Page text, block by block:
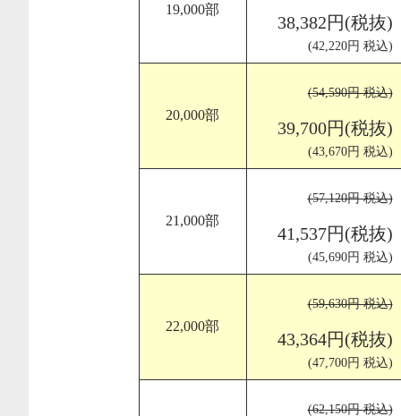
19,000部
38,382円(税抜)
(42,220円 税込)
20,000部
(54,590円 税込)
39,700円(税抜)
(43,670円 税込)
21,000部
(57,120円 税込)
41,537円(税抜)
(45,690円 税込)
22,000部
(59,630円 税込)
43,364円(税抜)
(47,700円 税込)
(62,150円 税込)